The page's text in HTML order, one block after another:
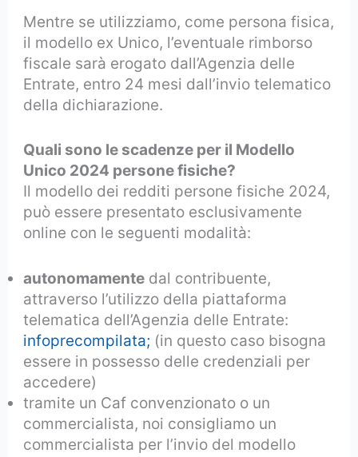
Mentre se utilizziamo, come persona fisica,
il modello ex Unico, l’eventuale rimborso
fiscale sarà erogato dall’Agenzia delle
Entrate, entro 24 mesi dall’invio telematico
della dichiarazione.
Quali sono le scadenze per il Modello
Unico 2024 persone fisiche?
Il modello dei redditi persone fisiche 2024,
può essere presentato esclusivamente
online con le seguenti modalità:
autonomamente dal contribuente,
attraverso l’utilizzo della piattaforma
telematica dell’Agenzia delle Entrate:
infoprecompilata; (in questo caso bisogna
essere in possesso delle credenziali per
accedere)
tramite un Caf convenzionato o un
commercialista, noi consigliamo un
commercialista per l’invio del modello